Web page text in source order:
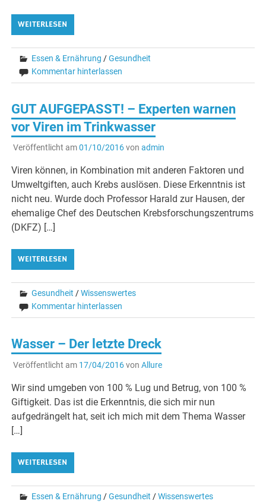
WEITERLESEN
Essen & Ernährung /Gesundheit
Kommentar hinterlassen
GUT AUFGEPASST! – Experten warnen
vor Viren im Trinkwasser
Veröffentlicht am01/10/2016von admin
Viren können, in Kombination mit anderen Faktoren und
Umweltgiften, auch Krebs auslösen. Diese Erkenntnis ist
nicht neu. Wurde doch Professor Harald zur Hausen, der
ehemalige Chef des Deutschen Krebsforschungszentrums
(DKFZ) […]
WEITERLESEN
Gesundheit /Wissenswertes
Kommentar hinterlassen
Wasser – Der letzte Dreck
Veröffentlicht am 17/04/2016von Allure
Wir sind umgeben von 100 % Lug und Betrug, von 100 %
Giftigkeit. Das ist die Erkenntnis, die sich mir nun
aufgedrängelt hat, seit ich mich mit dem Thema Wasser
[…]
WEITERLESEN
Essen & Ernährung /Gesundheit /Wissenswertes